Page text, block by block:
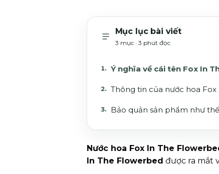
Mục lục bài viết
3 mục · 3 phút đọc
Ý nghĩa về cái tên Fox In
Thông tin của nước hoa
Bảo quản sản phẩm như
Nước hoa Fox In The
In The Flowerbed được ra mắt